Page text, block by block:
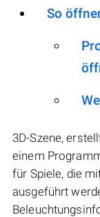
So
3D-Szene,
einem
für Spiele, die
ausgeführt